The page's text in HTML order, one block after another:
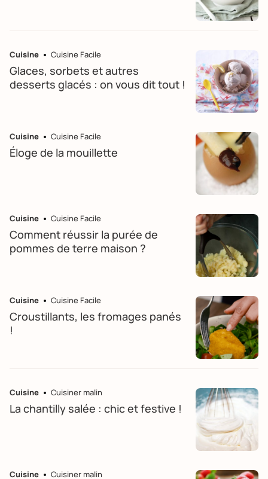
Cuisine Cuisine Facile
Glaces, sorbets et autres
desserts glacés : on vous dit tout !
Cuisine Cuisine Facile
Éloge de la mouillette
Cuisine Cuisine Facile
Comment réussir la purée de
pommes de terre maison ?
Cuisine Cuisine Facile
Croustillants, les fromages panés
!
Cuisine Cuisiner malin
La chantilly salée : chic et festive !
Cuisine Cuisiner malin